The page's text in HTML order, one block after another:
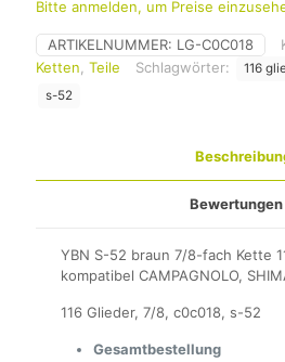
Bitte anmelden, um Preise
ARTIKELNUMMER: LG-C0C018
Ketten Teile Schlagwörter: 116
s-52
Bewertungen
YBN S-52 braun 7/8-fach Kette
kompatibel CAMPAGNOLO,
116 Glieder, 7/8, c0c018, s-52
Gesamtbestellung